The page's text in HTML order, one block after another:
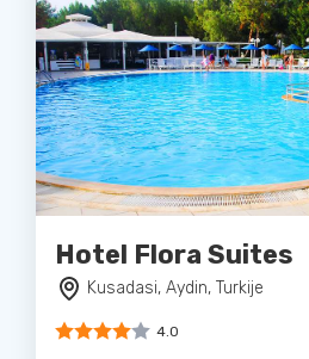
Hotel Flora Suites
Kusadasi, Aydin, Turkije
4.0